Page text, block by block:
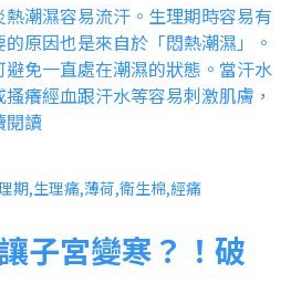
潮濕容易流汗。生理期時容易有
原因也是來自於「悶熱潮濕」。
免一直處在潮濕的狀態。當汗水
癢經血跟汗水等容易刺激肌膚，
閱讀
子宮變寒？！破